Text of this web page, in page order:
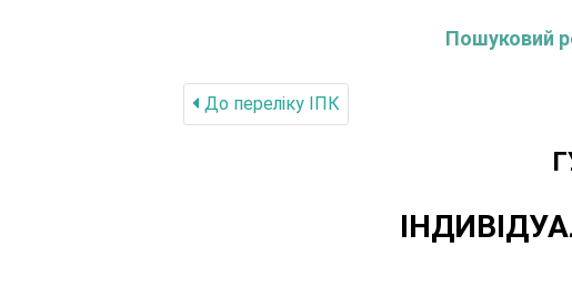
Пошуковий
До переліку IПК